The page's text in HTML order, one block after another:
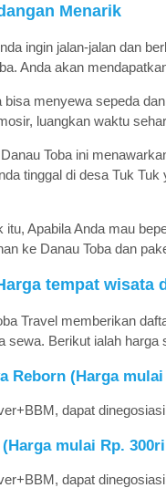
Menarik
ingin jalan-jalan dan
Anda akan
bisa menyewa sepeda
luangkan waktu
Toba ini
tinggal di desa Tuk
itu, Apabila Anda mau
ke Danau Toba dan
tempat wisata
Travel memberikan
sewa. Berikut ialah
Reborn (Harga
dapat
mulai Rp.
dapat